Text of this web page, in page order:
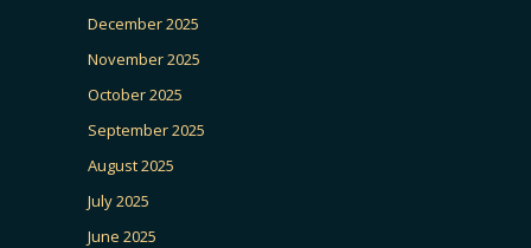
December 2025
November 2025
October 2025
September 2025
August 2025
July 2025
June 2025